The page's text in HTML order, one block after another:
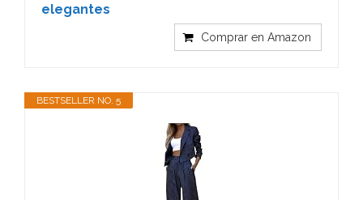
elegantes
Comprar en Amazon
BESTSELLER NO. 5